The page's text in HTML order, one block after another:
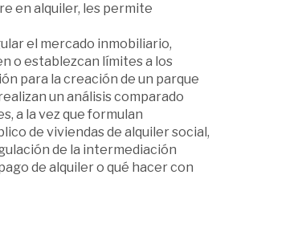
en alquiler, les permite
el mercado inmobiliario,
o establezcan límites a los
para la creación de un parque
un análisis comparado
a la vez que formulan
de viviendas de alquiler social,
de la intermediación
de alquiler o qué hacer con